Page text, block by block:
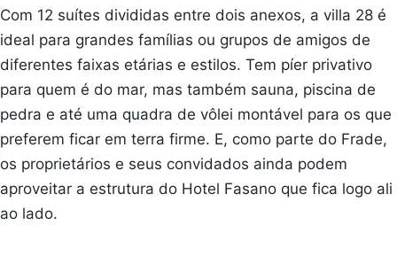
Com 12 suítes divididas entre dois anexos, a villa 28 é
ideal para grandes famílias ou grupos de amigos de
diferentes faixas etárias e estilos. Tem píer privativo
para quem é do mar, mas também sauna, piscina de
pedra e até uma quadra de vôlei montável para os que
preferem ficar em terra firme. E, como parte do Frade,
os proprietários e seus convidados ainda podem
aproveitar a estrutura do Hotel Fasano que fica logo ali
ao lado.